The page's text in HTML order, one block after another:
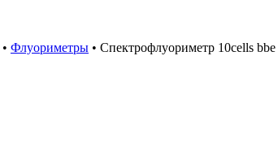
• Флуориметры • Спектрофлуориметр 10cells